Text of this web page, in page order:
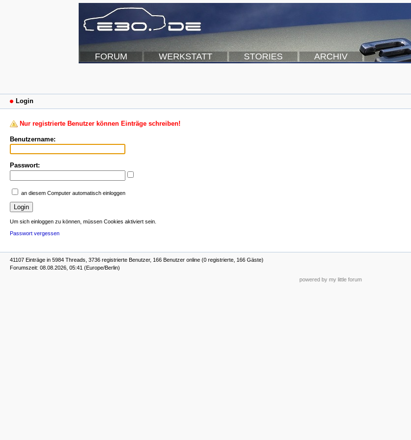
FORUM WERKSTATT STORIES ARCHIV
Login
Nur registrierte Benutzer können Einträge schreiben!
Benutzername:
Passwort:
an diesem Computer automatisch einloggen
Um sich einloggen zu können, müssen Cookies aktiviert sein.
Passwort vergessen
41107 Einträge in 5984 Threads, 3736 registrierte Benutzer, 166 Benutzer online (0 registrierte, 166 Gäste)
Forumszeit: 08.08.2026, 05:41 (Europe/Berlin)
powered by my little forum